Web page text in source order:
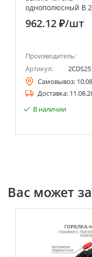
однополюсный B
962.12 ₽/шт
Производитель:
Артикул:
Самовывоз:
Доставка:
В наличии
Вас может